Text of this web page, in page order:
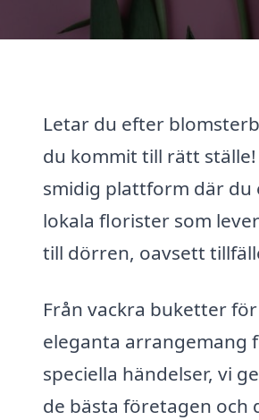
Letar du efter
du kommit till rätt
smidig plattform där du
lokala florister som
till dörren, oavsett
Från vackra buketter
eleganta arrangemang
speciella händelser, vi
de bästa företagen och